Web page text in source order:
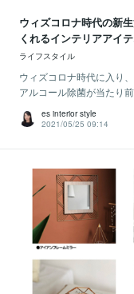
ウィズコロナ時代の新
くれるインテリアアイ
ライフスタイル
ウィズコロナ時代に入り
アルコール除菌が当たり
es interior style
2021/05/25 09:14